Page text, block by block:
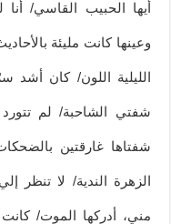
أيها الحبيب القاسي/
وعينها كانت مليئة
الليلية اللون/ كان
شفتي الشاحبة/ لم
شفتاها غارقتين
الزهرة الندية/ لا تنظر
مني، أدركها الموت/